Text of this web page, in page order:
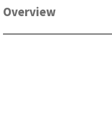
SHINYEI
Overview